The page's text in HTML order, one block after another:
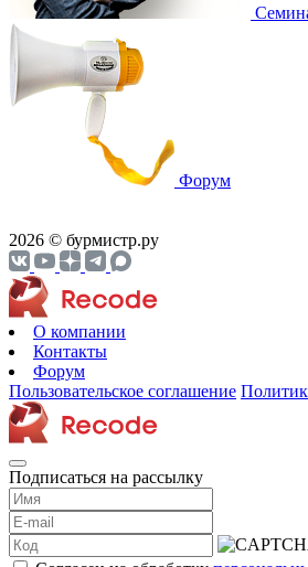
Форум
2026 © бурмистр.ру
О компании
Контакты
Форум
Пользовательское соглашение
Подписаться на рассылку